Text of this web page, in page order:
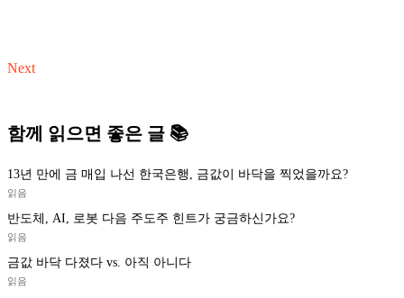
Next
함께 읽으면 좋은 글 📚
13년 만에 금 매입 나선 한국은행, 금값이 바닥을 찍었을까요?
읽음
반도체, AI, 로봇 다음 주도주 힌트가 궁금하신가요?
읽음
금값 바닥 다졌다 vs. 아직 아니다
읽음